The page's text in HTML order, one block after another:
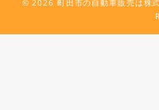
© 2026 町田市の自動車販売は株